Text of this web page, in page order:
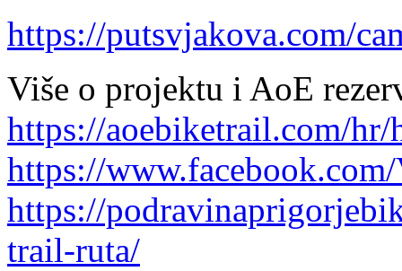
https://putsvjakova.com/
Više o projektu i AoE
https://aoebiketrail.com/hr/
https://
https://
trail-ruta/